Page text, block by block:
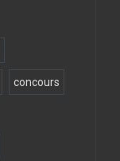
concours